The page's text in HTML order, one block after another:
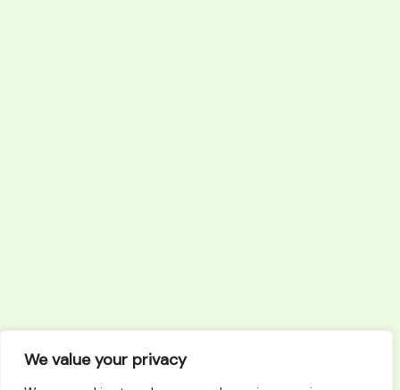
We value your privacy